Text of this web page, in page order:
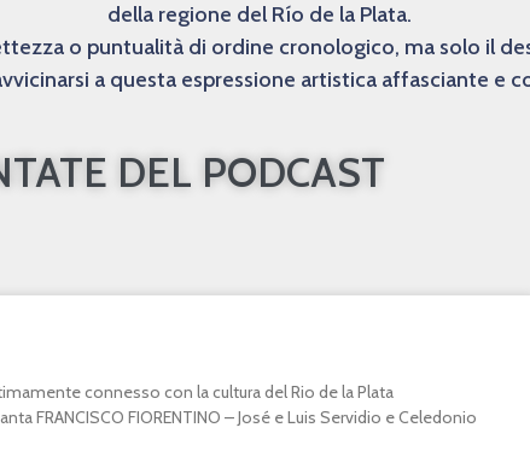
della regione del Río de la Plata.
o puntualità di ordine cronologico, ma solo il
a questa espressione artistica affasciante e
DEL PODCAST
connesso con la cultura del Rio de la Plata
FRANCISCO FIORENTINO – José e Luis Servidio e Celedonio